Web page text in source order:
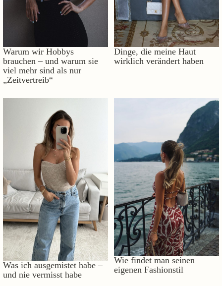
Warum wir Hobbys
brauchen – und warum sie
viel mehr sind als nur
„Zeitvertreib“
Dinge, die meine Haut
wirklich verändert haben
Was ich ausgemistet habe –
und nie vermisst habe
Wie findet man seinen
eigenen Fashionstil